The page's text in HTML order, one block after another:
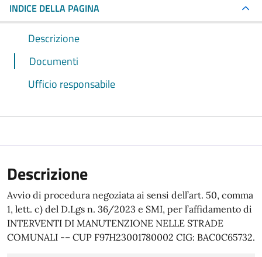
INDICE DELLA PAGINA
Descrizione
Documenti
Ufficio responsabile
Descrizione
Avvio di procedura negoziata ai sensi dell’art. 50, comma
1, lett. c) del D.Lgs n. 36/2023 e SMI, per l’affidamento di
INTERVENTI DI MANUTENZIONE NELLE STRADE
COMUNALI -– CUP F97H23001780002 CIG: BAC0C65732.